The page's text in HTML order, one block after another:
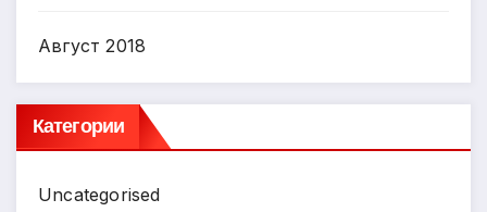
Август 2018
Категории
Uncategorised